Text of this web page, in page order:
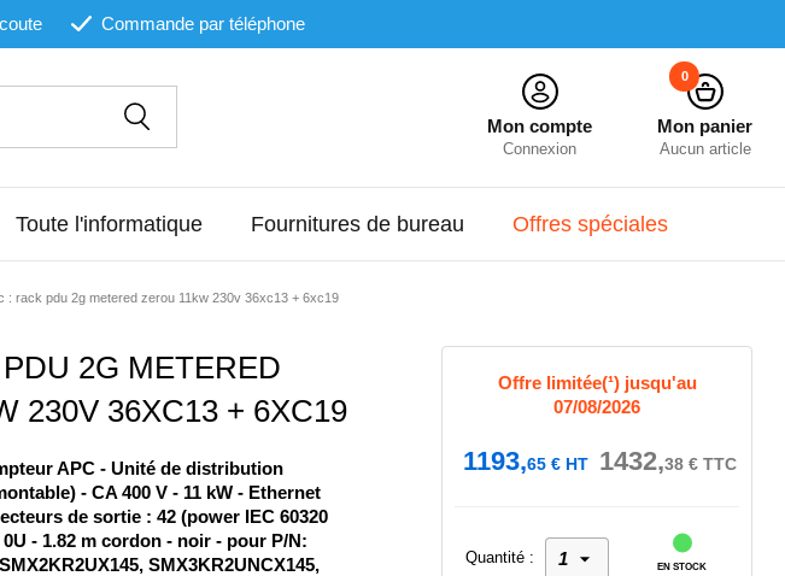
Commande par téléphone
Mon compte
Connexion
Mon panier
Aucun article
0
Toute l'informatique Fournitures de bureau Offres spéciales
: rack pdu 2g metered zerou 11kw 230v 36xc13 + 6xc19
2G METERED
230V 36XC13 + 6XC19
APC - Unité de distribution
- CA 400 V - 11 kW - Ethernet
de sortie : 42 (power IEC 60320
0U - 1.82 m cordon - noir - pour P/N:
SMX3KR2UNCX145,
Offre limitée(¹) jusqu'au
07/08/2026
1193,65 € HT 1432,38 € TTC
Quantité :
EN STOCK